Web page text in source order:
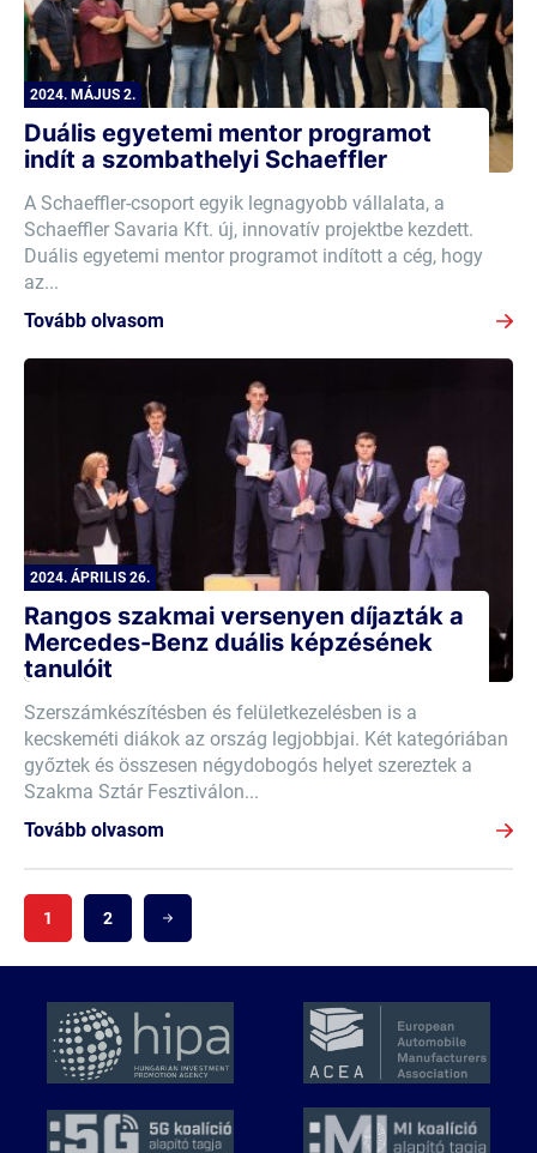
2024. MÁJUS 2.
Duális egyetemi mentor programot
indít a szombathelyi Schaeffler
A Schaeffler-csoport egyik legnagyobb vállalata, a
Schaeffler Savaria Kft. új, innovatív projektbe kezdett.
Duális egyetemi mentor programot indított a cég, hogy
az...
Tovább olvasom
2024. ÁPRILIS 26.
Rangos szakmai versenyen díjazták a
Mercedes-Benz duális képzésének
tanulóit
Szerszámkészítésben és felületkezelésben is a
kecskeméti diákok az ország legjobbjai. Két kategóriában
győztek és összesen négydobogós helyet szereztek a
Szakma Sztár Fesztiválon...
Tovább olvasom
1 2